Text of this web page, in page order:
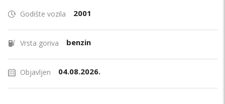
Godište vozila 2001
Vrsta goriva benzin
Objavljen 04.08.2026.